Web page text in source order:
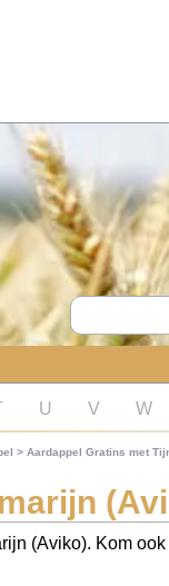
U V W
> Aardappel Gratins met
(Aviko). Kom